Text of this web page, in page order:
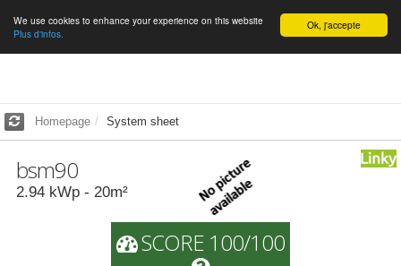
English Ok, j'accepte
We use cookies to enhance your experience on this website
Plus d'infos.
Homepage System sheet
bsm90
2.94 kWp - 20m²
SCORE 100/100